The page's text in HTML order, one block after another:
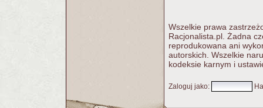
Wszelkie prawa
Racjonalista.pl. Żadna
reprodukowana ani
autorskich. Wszelkie
kodeksie karnym i
Zaloguj jako: